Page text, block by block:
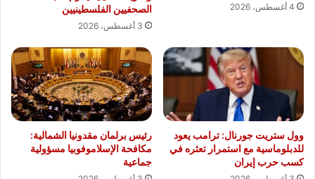
4 أغسطس، 2026
الصحفيين الفلسطينيين
3 أغسطس، 2026
وول ستريت جورنال: ترامب يعود
للدبلوماسية مع استمرار تعثره في
كسب حرب إيران
رئيس برلمان مقدونيا الشمالية:
مكافحة الإسلاموفوبيا مسؤولية
جماعية